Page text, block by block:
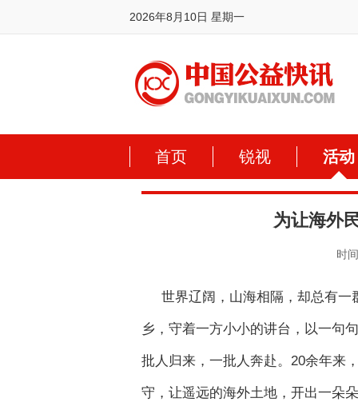
2026年8月10日 星期一
首页 锐视 活动
为让海外
时
世界辽阔，山海相隔，却总有
乡，守着一方小小的讲台，以一句
批人归来，一批人奔赴。20余年来
守，让遥远的海外土地，开出一朵